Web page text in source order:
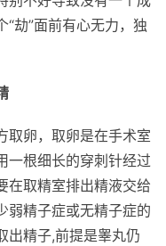
劫”面前有心无力，独
取卵，取卵是在手术室
一根细长的穿刺针经过
在取精室排出精液交给
弱精子症或无精子症的
出精子,前提是睾丸仍